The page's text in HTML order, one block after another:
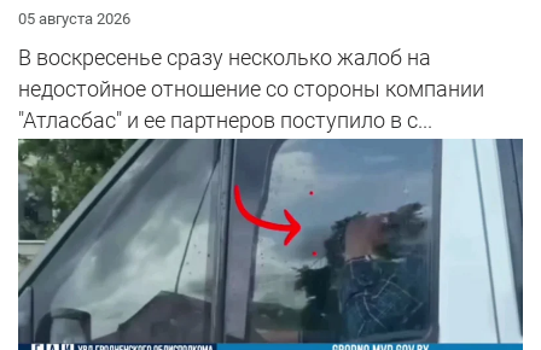
05 августа 2026
В воскресенье сразу несколько жалоб на
недостойное отношение со стороны компании
"Атласбас" и ее партнеров поступило в с...